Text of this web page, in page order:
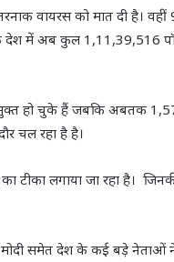
वायरस को मात दी है। वहीं
देश में अब कुल 1,11,39,516
हो चुके हैं जबकि अबतक
चल रहा है है।
टीका लगाया जा रहा है।
समेत देश के कई बड़े नेताओं ने